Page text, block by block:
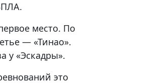
место. По
— «Тинао».
у «Эскадры».
это